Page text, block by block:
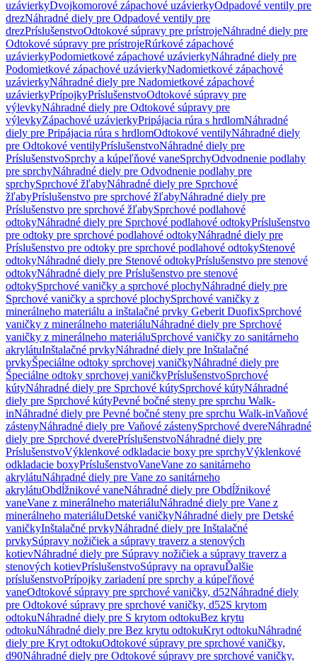
uzávierkyDvojkomorové zápachové uzávierkyOdpadové ventily pre
drezNáhradné diely pre Odpadové ventily pre
drezPríslušenstvoOdtokové súpravy pre prístrojeNáhradné diely pre
Odtokové súpravy pre prístrojeRúrkové zápachové
uzávierkyPodomietkové zápachové uzávierkyNáhradné diely pre
Podomietkové zápachové uzávierkyNadomietkové zápachové
uzávierkyNáhradné diely pre Nadomietkové zápachové
uzávierkyPrípojkyPríslušenstvoOdtokové súpravy pre
výlevkyNáhradné diely pre Odtokové súpravy pre
výlevkyZápachové uzávierkyPripájacia rúra s hrdlomNáhradné
diely pre Pripájacia rúra s hrdlomOdtokové ventilyNáhradné diely
pre Odtokové ventilyPríslušenstvoNáhradné diely pre
PríslušenstvoSprchy a kúpeľňové vaneSprchyOdvodnenie podlahy
pre sprchyNáhradné diely pre Odvodnenie podlahy pre
sprchySprchové žľabyNáhradné diely pre Sprchové
žľabyPríslušenstvo pre sprchové žľabyNáhradné diely pre
Príslušenstvo pre sprchové žľabySprchové podlahové
odtokyNáhradné diely pre Sprchové podlahové odtokyPríslušenstvo
pre odtoky pre sprchové podlahové odtokyNáhradné diely pre
Príslušenstvo pre odtoky pre sprchové podlahové odtokyStenové
odtokyNáhradné diely pre Stenové odtokyPríslušenstvo pre stenové
odtokyNáhradné diely pre Príslušenstvo pre stenové
odtokySprchové vaničky a sprchové plochyNáhradné diely pre
Sprchové vaničky a sprchové plochySprchové vaničky z
minerálneho materiálu a inštalačné prvky Geberit DuofixSprchové
vaničky z minerálneho materiáluNáhradné diely pre Sprchové
vaničky z minerálneho materiáluSprchové vaničky zo sanitárneho
akrylátuInštalačné prvkyNáhradné diely pre Inštalačné
prvkyŠpeciálne odtoky sprchovej vaničkyNáhradné diely pre
Špeciálne odtoky sprchovej vaničkyPríslušenstvoSprchové
kútyNáhradné diely pre Sprchové kútySprchové kútyNáhradné
diely pre Sprchové kútyPevné bočné steny pre sprchu Walk-
inNáhradné diely pre Pevné bočné steny pre sprchu Walk-inVaňové
zástenyNáhradné diely pre Vaňové zástenySprchové dvereNáhradné
diely pre Sprchové dverePríslušenstvoNáhradné diely pre
PríslušenstvoVýklenkové odkladacie boxy pre sprchyVýklenkové
odkladacie boxyPríslušenstvoVaneVane zo sanitárneho
akrylátuNáhradné diely pre Vane zo sanitárneho
akrylátuObdĺžnikové vaneNáhradné diely pre Obdĺžnikové
vaneVane z minerálneho materiáluNáhradné diely pre Vane z
minerálneho materiáluDetské vaničkyNáhradné diely pre Detské
vaničkyInštalačné prvkyNáhradné diely pre Inštalačné
prvkySúpravy nožičiek a súpravy traverz a stenových
kotievNáhradné diely pre Súpravy nožičiek a súpravy traverz a
stenových kotievPríslušenstvoSúpravy na opravuĎalšie
príslušenstvoPrípojky zariadení pre sprchy a kúpeľňové
vaneOdtokové súpravy pre sprchové vaničky, d52Náhradné diely
pre Odtokové súpravy pre sprchové vaničky, d52S krytom
odtokuNáhradné diely pre S krytom odtokuBez krytu
odtokuNáhradné diely pre Bez krytu odtokuKryt odtokuNáhradné
diely pre Kryt odtokuOdtokové súpravy pre sprchové vaničky,
d90Náhradné diely pre Odtokové súpravy pre sprchové vaničky,